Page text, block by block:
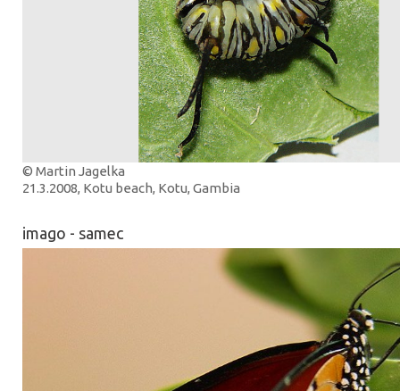
© Martin Jagelka
21.3.2008, Kotu beach, Kotu, Gambia
imago - samec